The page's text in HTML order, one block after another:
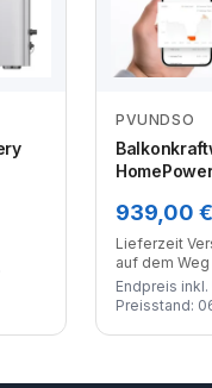
PVUNDSO
Marken-
939,00 €
Lieferzeit
auf dem Weg
Endpreis inkl.
Preisstand: